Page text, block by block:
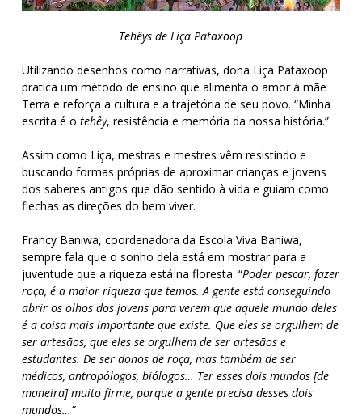
Tehêys de Liça Pataxoop
Utilizando desenhos como narrativas, dona Liça Pataxoop
pratica um método de ensino que alimenta o amor à mãe
Terra e reforça a cultura e a trajetória de seu povo. “Minha
escrita é o tehêy, resistência e memória da nossa história.”
Assim como Liça, mestras e mestres vêm resistindo e
buscando formas próprias de aproximar crianças e jovens
dos saberes antigos que dão sentido à vida e guiam como
flechas as direções do bem viver.
Francy Baniwa, coordenadora da Escola Viva Baniwa,
sempre fala que o sonho dela está em mostrar para a
juventude que a riqueza está na floresta. “Poder pescar, fazer
roça, é a maior riqueza que temos. A gente está conseguindo
abrir os olhos dos jovens para verem que aquele mundo deles
é a coisa mais importante que existe. Que eles se orgulhem de
ser artesãos, que eles se orgulhem de ser artesãos e
estudantes. De ser donos de roça, mas também de ser
médicos, antropólogos, biólogos… Ter esses dois mundos [de
maneira] muito firme, porque a gente precisa desses dois
mundos…”